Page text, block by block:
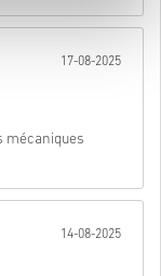
17-08-2025
mécaniques
14-08-2025